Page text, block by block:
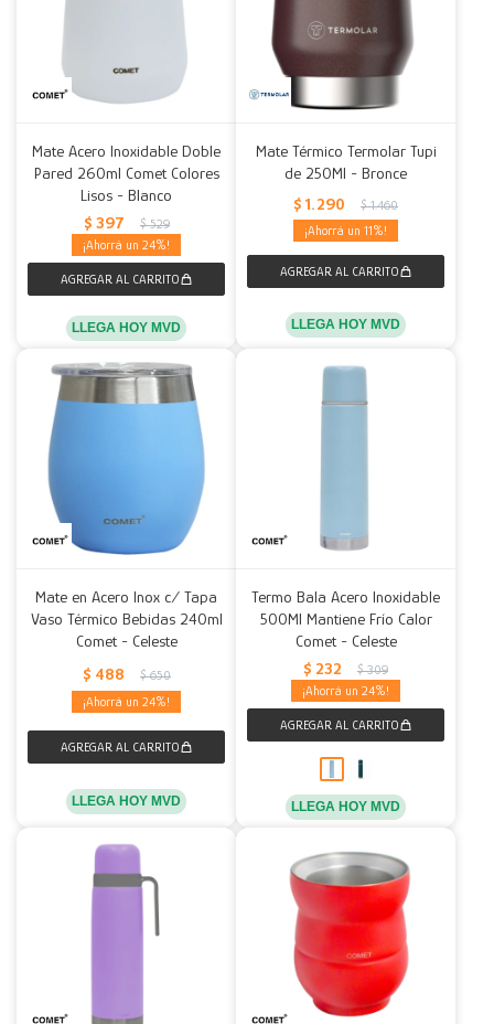
Mate Acero Inoxidable Doble
Pared 260ml Comet Colores
Lisos - Blanco
$ 397 $ 529
24
LLEGA HOY MVD
Mate Térmico Termolar Tupi
de 250Ml - Bronce
$ 1.290 $ 1.460
11
LLEGA HOY MVD
Mate en Acero Inox c/ Tapa
Vaso Térmico Bebidas 240ml
Comet - Celeste
$ 488 $ 650
24
LLEGA HOY MVD
Termo Bala Acero Inoxidable
500Ml Mantiene Frío Calor
Comet - Celeste
$ 232 $ 309
24
LLEGA HOY MVD